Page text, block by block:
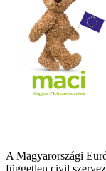
A Magyarországi
független civil